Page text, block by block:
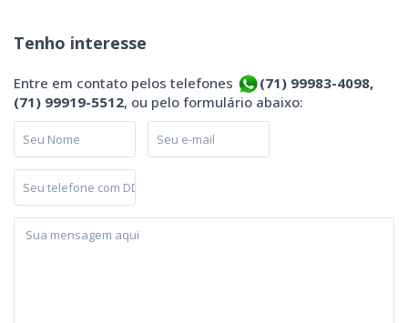
Tenho interesse
Entre em contato pelos telefones
(71) 99983-4098,
(71) 99919-5512, ou pelo formulário abaixo: